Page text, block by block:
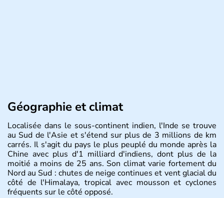
Géographie et climat
Localisée dans le sous-continent indien, l'Inde se trouve
au Sud de l'Asie et s'étend sur plus de 3 millions de km
carrés. Il s'agit du pays le plus peuplé du monde après la
Chine avec plus d'1 milliard d'indiens, dont plus de la
moitié a moins de 25 ans. Son climat varie fortement du
Nord au Sud : chutes de neige continues et vent glacial du
côté de l'Himalaya, tropical avec mousson et cyclones
fréquents sur le côté opposé.